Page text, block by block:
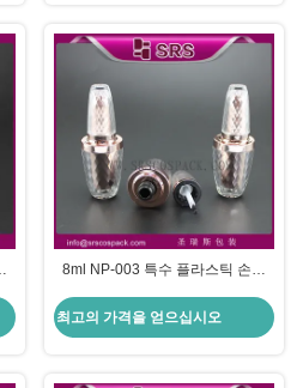
8ml NP-003 특수 플라스틱 손톱
최고의 가격을 얻으십시오